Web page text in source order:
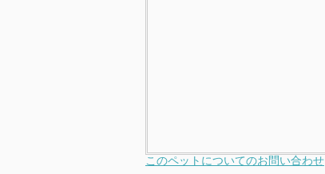
このペットについてのお問い合わせ